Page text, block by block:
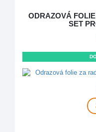
ODRAZOVÁ
SET